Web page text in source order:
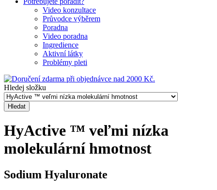
Video konzultace
Průvodce výběrem
Poradna
Video poradna
Ingredience
Aktivní látky
Problémy pleti
Hledej složku
HyActive ™ veľmi nízka
molekulární hmotnost
Sodium Hyaluronate